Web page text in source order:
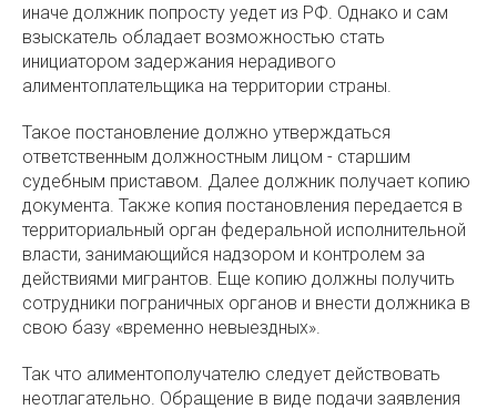
иначе должник попросту уедет из РФ. Однако и сам
взыскатель обладает возможностью стать
инициатором задержания нерадивого
алиментоплательщика на территории страны.
Такое постановление должно утверждаться
ответственным должностным лицом - старшим
судебным приставом. Далее должник получает копию
документа. Также копия постановления передается в
территориальный орган федеральной исполнительной
власти, занимающийся надзором и контролем за
действиями мигрантов. Еще копию должны получить
сотрудники пограничных органов и внести должника в
свою базу «временно невыездных».
Так что алиментополучателю следует действовать
неотлагательно. Обращение в виде подачи заявления